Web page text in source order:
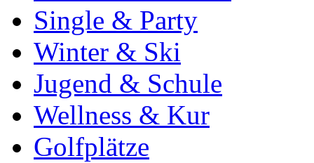
Single & Party
Winter & Ski
Jugend & Schule
Wellness & Kur
Golfplätze